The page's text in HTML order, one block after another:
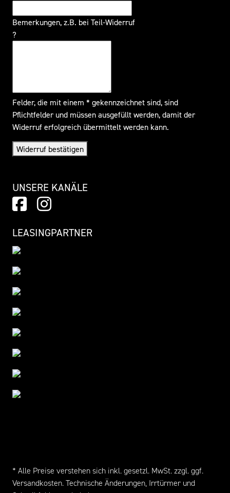
Bemerkungen, z.B. bei Teil-Widerruf
?
Felder, die mit einem * gekennzeichnet sind, sind
Pflichtfelder und müssen ausgefüllt werden, damit der
Widerruf erfolgreich übermittelt werden kann.
Widerruf bestätigen
UNSERE KANÄLE
LEASINGPARTNER
* Alle Preise verstehen sich inkl. gesetzl. MwSt. zzgl. ggf.
Versandkosten. Technische Änderungen, Irrtürmer und